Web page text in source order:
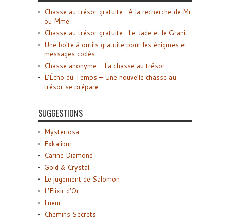
Chasse au trésor gratuite : A la recherche de Mr
ou Mme
Chasse au trésor gratuite : Le Jade et le Granit
Une boîte à outils gratuite pour les énigmes et
messages codés
Chasse anonyme – La chasse au trésor
L’Écho du Temps – Une nouvelle chasse au
trésor se prépare
SUGGESTIONS
Mysteriosa
Exkalibur
Carine Diamond
Gold & Crystal
Le jugement de Salomon
L’Elixir d’Or
Lueur
Chemins Secrets